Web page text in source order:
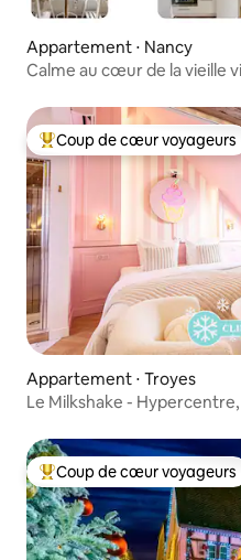
Appartement ⋅ Nancy
Calme au cœur de la vieille
Coups de cœur voyageurs
Coup de cœur voyageurs
Appartement ⋅ Troyes
Le Milkshake -
Coups de cœur voyageurs
Coup de cœur voyageurs